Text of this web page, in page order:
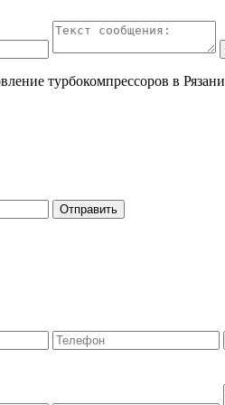
турбокомпрессоров в Рязани